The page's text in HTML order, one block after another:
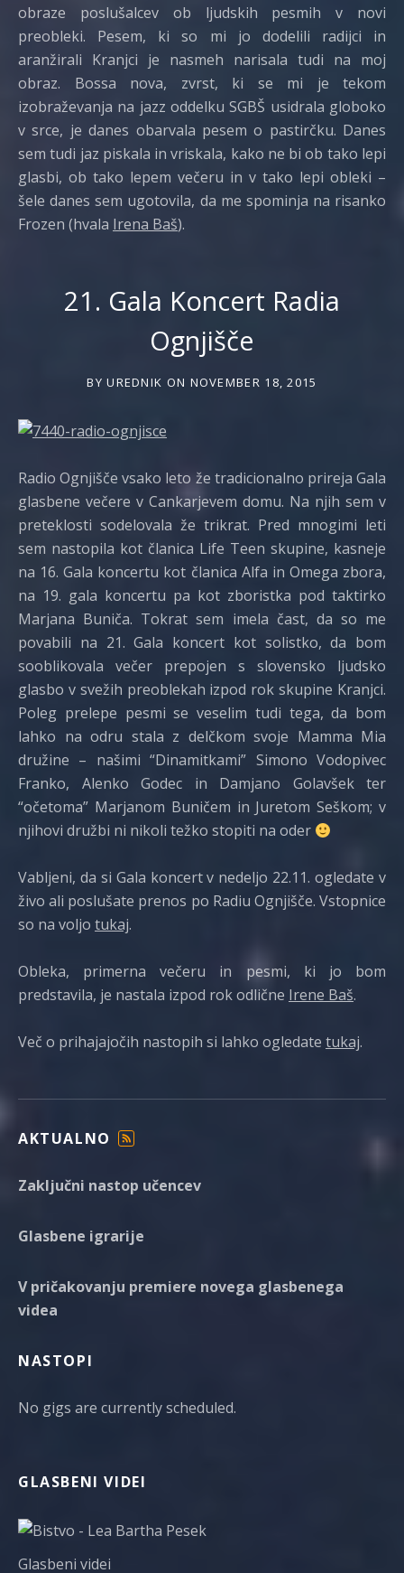
obraze poslušalcev ob ljudskih pesmih v novi
preobleki. Pesem, ki so mi jo dodelili radijci in
aranžirali Kranjci je nasmeh narisala tudi na moj
obraz. Bossa nova, zvrst, ki se mi je tekom
izobraževanja na jazz oddelku SGBŠ usidrala globoko
v srce, je danes obarvala pesem o pastirčku. Danes
sem tudi jaz piskala in vriskala, kako ne bi ob tako lepi
glasbi, ob tako lepem večeru in v tako lepi obleki –
šele danes sem ugotovila, da me spominja na risanko
Frozen (hvala Irena Baš).
21. Gala Koncert Radia
Ognjišče
BYUREDNIK ON NOVEMBER 18, 2015
Radio Ognjišče vsako leto že tradicionalno prireja Gala
glasbene večere v Cankarjevem domu. Na njih sem v
preteklosti sodelovala že trikrat. Pred mnogimi leti
sem nastopila kot članica Life Teen skupine, kasneje
na 16. Gala koncertu kot članica Alfa in Omega zbora,
na 19. gala koncertu pa kot zboristka pod taktirko
Marjana Buniča. Tokrat sem imela čast, da so me
povabili na 21. Gala koncert kot solistko, da bom
sooblikovala večer prepojen s slovensko ljudsko
glasbo v svežih preoblekah izpod rok skupine Kranjci.
Poleg prelepe pesmi se veselim tudi tega, da bom
lahko na odru stala z delčkom svoje Mamma Mia
družine – našimi “Dinamitkami” Simono Vodopivec
Franko, Alenko Godec in Damjano Golavšek ter
“očetoma” Marjanom Buničem in Juretom Seškom; v
njihovi družbi ni nikoli težko stopiti na oder
Vabljeni, da si Gala koncert v nedeljo 22.11. ogledate v
živo ali poslušate prenos po Radiu Ognjišče. Vstopnice
so na voljo tukaj.
Obleka, primerna večeru in pesmi, ki jo bom
predstavila, je nastala izpod rok odlične Irene Baš.
Več o prihajajočih nastopih si lahko ogledate tukaj.
AKTUALNO
E
D
Zaključni nastop učencev
Glasbene igrarije
V pričakovanju premiere novega glasbenega
videa
NASTOPI
No gigs are currently scheduled.
GLASBENI VIDEI
Glasbeni videi